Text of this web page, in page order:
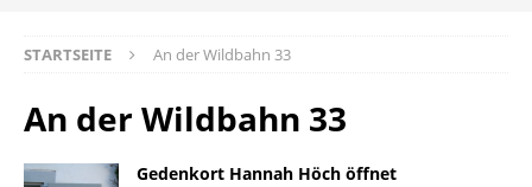
STARTSEITE An der Wildbahn 33
An der Wildbahn 33
Gedenkort Hannah Höch öffnet